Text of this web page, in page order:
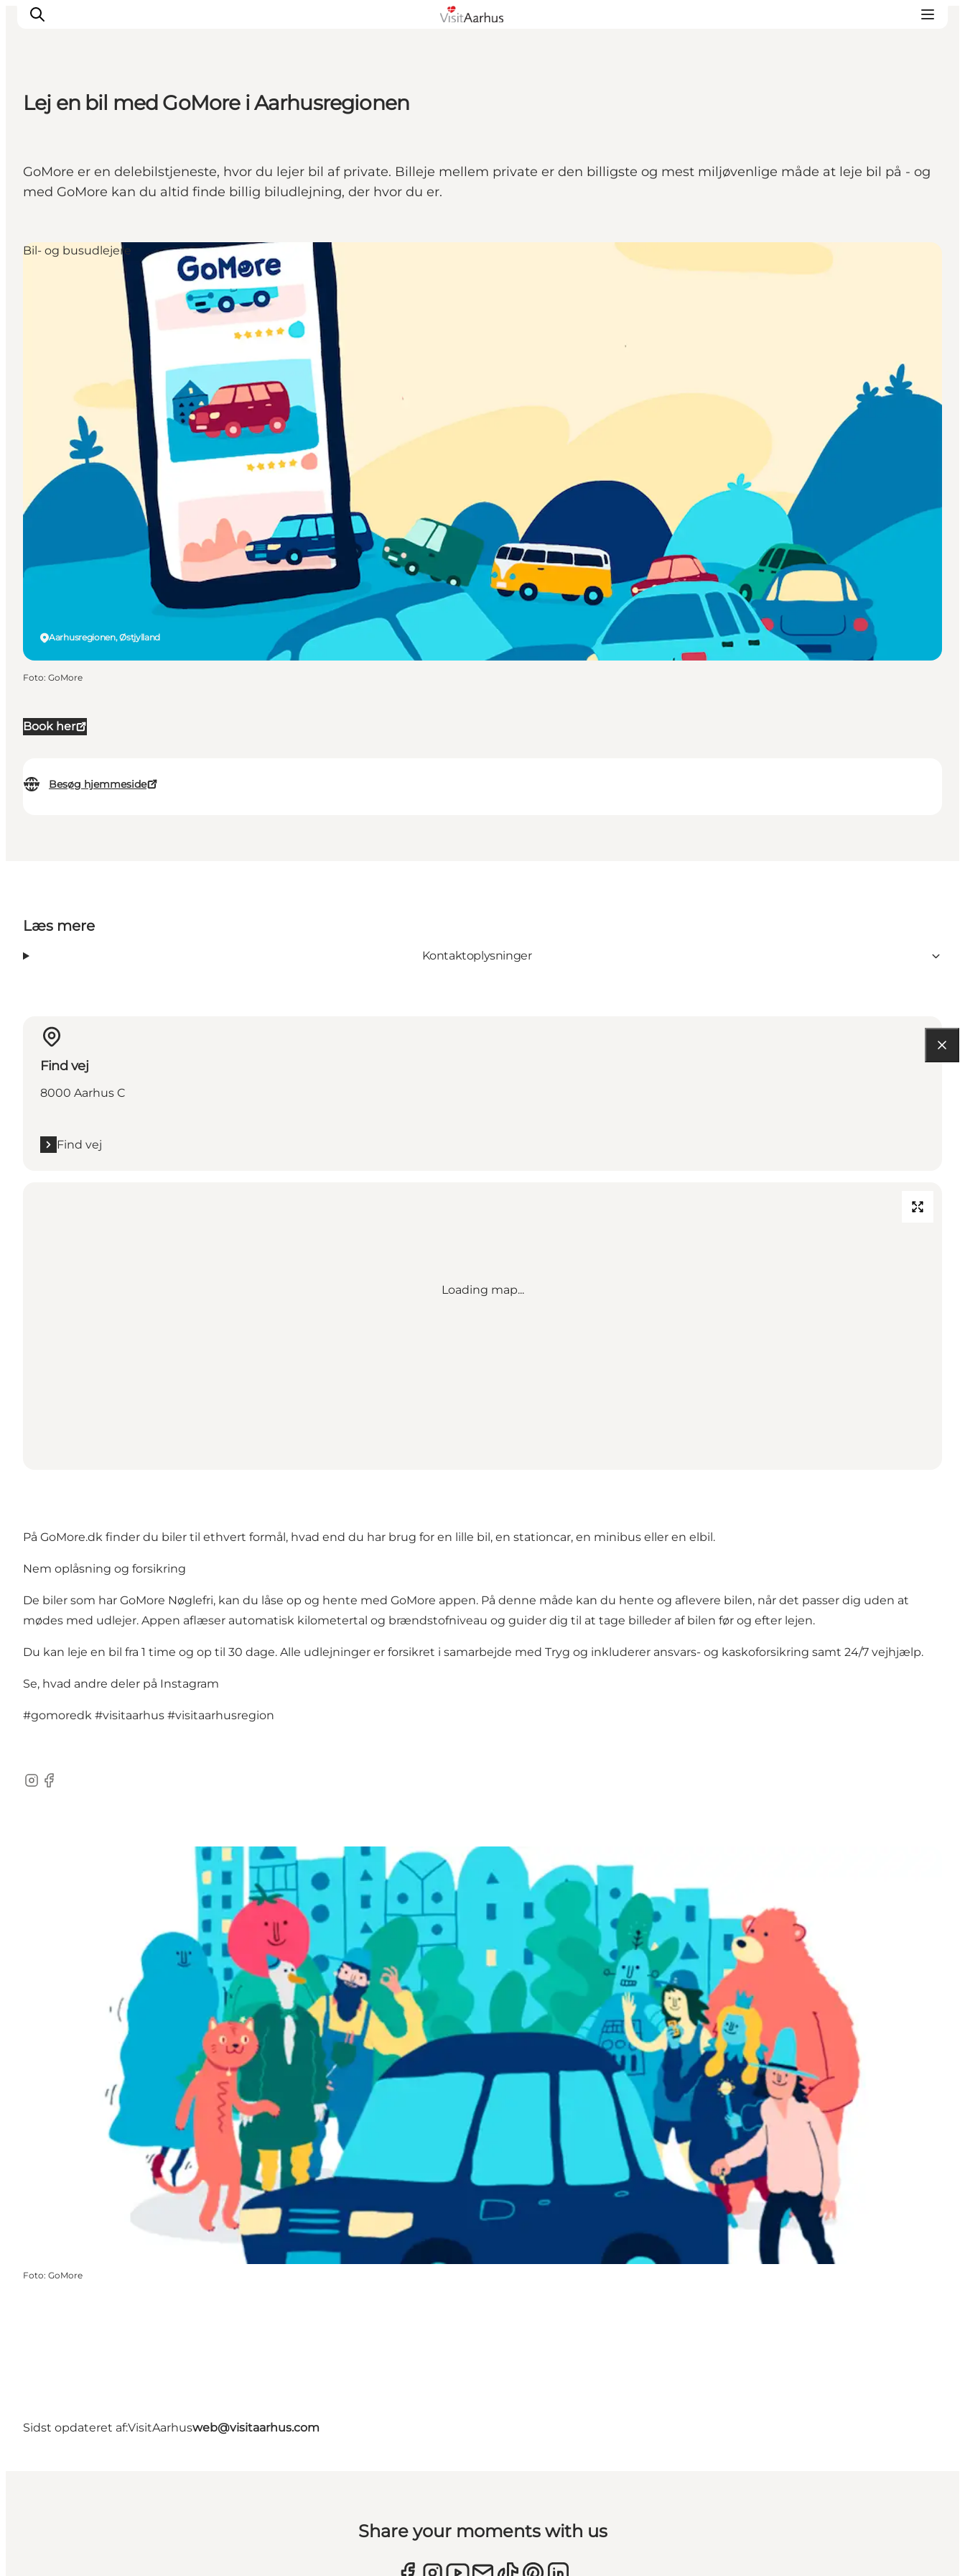
Byer og steder
Planlæg ferien
Lej en bil med GoMore i Aarhusregionen
GoMore er en delebilstjeneste, hvor du lejer bil af private. Billeje mellem private er den billigste og mest miljøvenlige måde at leje bil på - og
med GoMore kan du altid finde billig biludlejning, der hvor du er.
Book her
Besøg hjemmeside
Aarhusregionen, Østjylland
Bil- og busudlejere
Foto: GoMore
Læs mere
Kontaktoplysninger
Find vej
8000 Aarhus C
Find vej
Loading map...
På GoMore.dk finder du biler til ethvert formål, hvad end du har brug for en lille bil, en stationcar, en minibus eller en elbil.
Nem oplåsning og forsikring
De biler som har GoMore Nøglefri, kan du låse op og hente med GoMore appen. På denne måde kan du hente og aflevere bilen, når det passer dig uden at
mødes med udlejer. Appen aflæser automatisk kilometertal og brændstofniveau og guider dig til at tage billeder af bilen før og efter lejen.
Du kan leje en bil fra 1 time og op til 30 dage. Alle udlejninger er forsikret i samarbejde med Tryg og inkluderer ansvars- og kaskoforsikring samt 24/7 vejhjælp.
Se, hvad andre deler på Instagram
#gomoredk #visitaarhus #visitaarhusregion
Instagram
Facebook
Foto: GoMore
Sidst opdateret af:VisitAarhusweb@visitaarhus.com
Share your moments with us